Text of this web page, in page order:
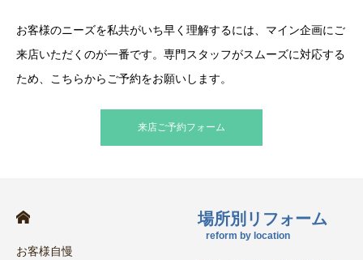
お客様のニーズを私共がいち早く理解するには、マイン企画にご
来店いただくのが一番です。専門スタッフがスムーズに対応する
ため、こちらからご予約をお願いします。
来店ご予約フォーム
お客様自慢
場所別リフォーム
reform by location